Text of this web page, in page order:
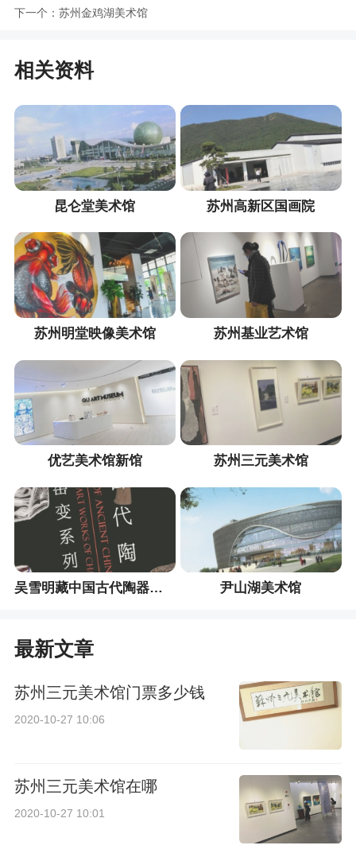
下一个： 苏州金鸡湖美术馆
相关资料
昆仑堂美术馆 苏州高新区国画院
苏州明堂映像美术馆 苏州基业艺术馆
优艺美术馆新馆 苏州三元美术馆
吴雪明藏中国古代陶器展和孟昌明“窑变”系列作品展 尹山湖美术馆
最新文章
苏州三元美术馆门票多少钱
2020-10-27 10:06
苏州三元美术馆在哪
2020-10-27 10:01